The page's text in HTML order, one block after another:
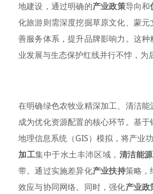
地建设，通过明确的产业政策导向和
化旅游则需深度挖掘草原文化、蒙
善服务体系，提升品牌影响力。这种
业发展与生态保护红线并行不悖，
在明确绿色农牧业精深加工、清洁
成为优化资源配置的核心环节。基
地理信息系统（GIS）模拟，将产业
加工集中于水土丰沛区域， 清洁能
带。通过实施差异化产业扶持策略，
效应与协同网络。同时，强化产业政